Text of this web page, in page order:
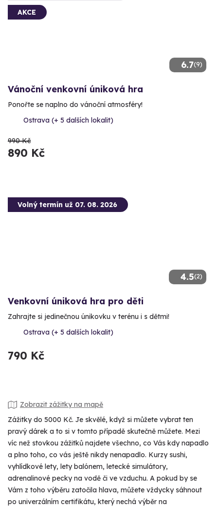
6.7(9)
AKCE
Vánoční venkovní úniková hra
Ponořte se naplno do vánoční atmosféry!
Ostrava (+ 5 dalších lokalit)
990 Kč
890 Kč
4.5(2)
Volný termín už 07. 08. 2026
Venkovní úniková hra pro děti
Zahrajte si jedinečnou únikovku v terénu i s dětmi!
Ostrava (+ 5 dalších lokalit)
790 Kč
Zobrazit zážitky na mapě
Zážitky do 5000 Kč. Je skvělé, když si můžete vybrat ten
pravý dárek a to si v tomto případě skutečně můžete. Mezi
víc než stovkou zážitků najdete všechno, co Vás kdy napadlo
a plno toho, co vás ještě nikdy nenapadlo. Kurzy sushi,
vyhlídkové lety, lety balónem, letecké simulátory,
adrenalinové pecky na vodě či ve vzduchu. A pokud by se
Vám z toho výběru zatočila hlava, můžete vždycky sáhnout
po univerzálním certifikátu, který nechá výběr na